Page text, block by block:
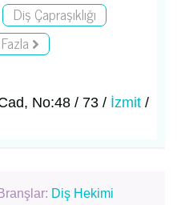
Diş Çapraşıklığı
No:48 / 73 / İzmit /
Branşlar: Diş Hekimi